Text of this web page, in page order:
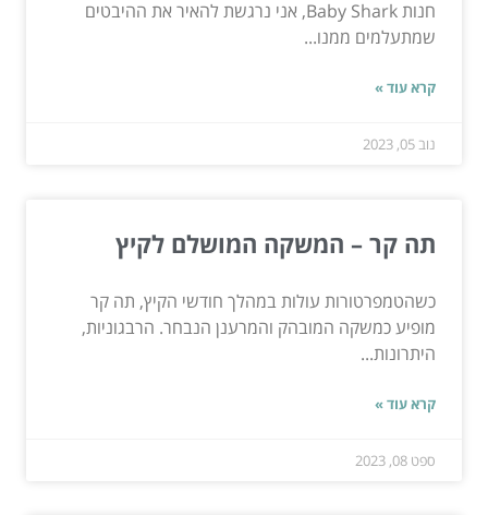
חנות Baby Shark, אני נרגשת להאיר את ההיבטים
שמתעלמים ממנו...
קרא עוד »
נוב 05, 2023
תה קר – המשקה המושלם לקיץ
כשהטמפרטורות עולות במהלך חודשי הקיץ, תה קר
מופיע כמשקה המובהק והמרענן הנבחר. הרבגוניות,
היתרונות...
קרא עוד »
ספט 08, 2023